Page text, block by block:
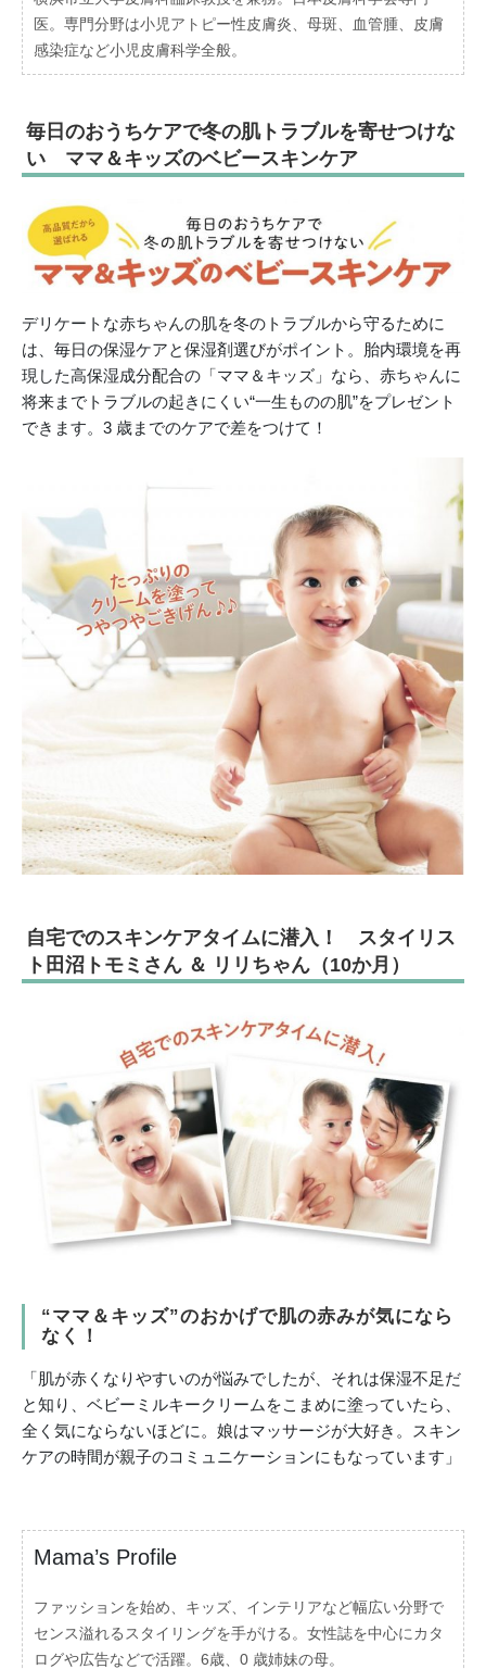
医。専門分野は小児アトピー性皮膚炎、母斑、血管腫、皮膚
感染症など小児皮膚科学全般。
毎日のおうちケアで冬の肌トラブルを寄せつけな
い ママ＆キッズのベビースキンケア
デリケートな赤ちゃんの肌を冬のトラブルから守るために
は、毎日の保湿ケアと保湿剤選びがポイント。胎内環境を再
現した高保湿成分配合の「ママ＆キッズ」なら、赤ちゃんに
将来までトラブルの起きにくい“一生ものの肌”をプレゼント
できます。3 歳までのケアで差をつけて！
自宅でのスキンケアタイムに潜入！ スタイリス
ト田沼トモミさん ＆ リリちゃん（10か月）
“ママ＆キッズ”のおかげで肌の赤みが気になら
なく！
「肌が赤くなりやすいのが悩みでしたが、それは保湿不足だ
と知り、ベビーミルキークリームをこまめに塗っていたら、
全く気にならないほどに。娘はマッサージが大好き。スキン
ケアの時間が親子のコミュニケーションにもなっています」
Mama’s Profile
ファッションを始め、キッズ、インテリアなど幅広い分野で
センス溢れるスタイリングを手がける。女性誌を中心にカタ
ログや広告などで活躍。6歳、0 歳姉妹の母。